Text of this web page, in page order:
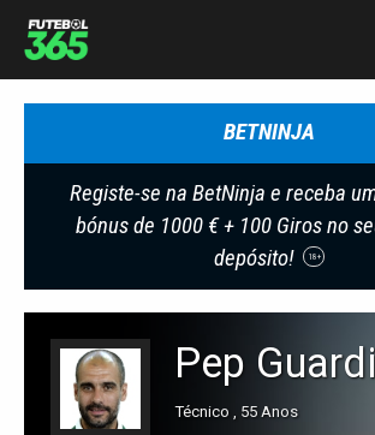
BETNINJA
Registe-se na BetNinja e receba
bónus de 1000 € + 100 Giros no
depósito!
18+
Pep
Técnico , 55 Anos